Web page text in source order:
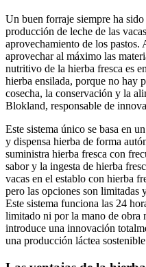
Un buen forraje siempre ha
producción de leche de las
aprovechamiento de los pastos.
aprovechar al máximo las
nutritivo de la hierba fresca es
hierba ensilada, porque no hay
cosecha, la conservación y la
Blokland, responsable de
Este sistema único se basa en
y dispensa hierba de forma
suministra hierba fresca con
sabor y la ingesta de hierba
vacas en el establo con hierba
pero las opciones son limitadas
Este sistema funciona las 24
limitado ni por la mano de
introduce una innovación
una producción láctea